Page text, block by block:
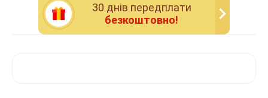
30 днiв передплати
безкоштовно!